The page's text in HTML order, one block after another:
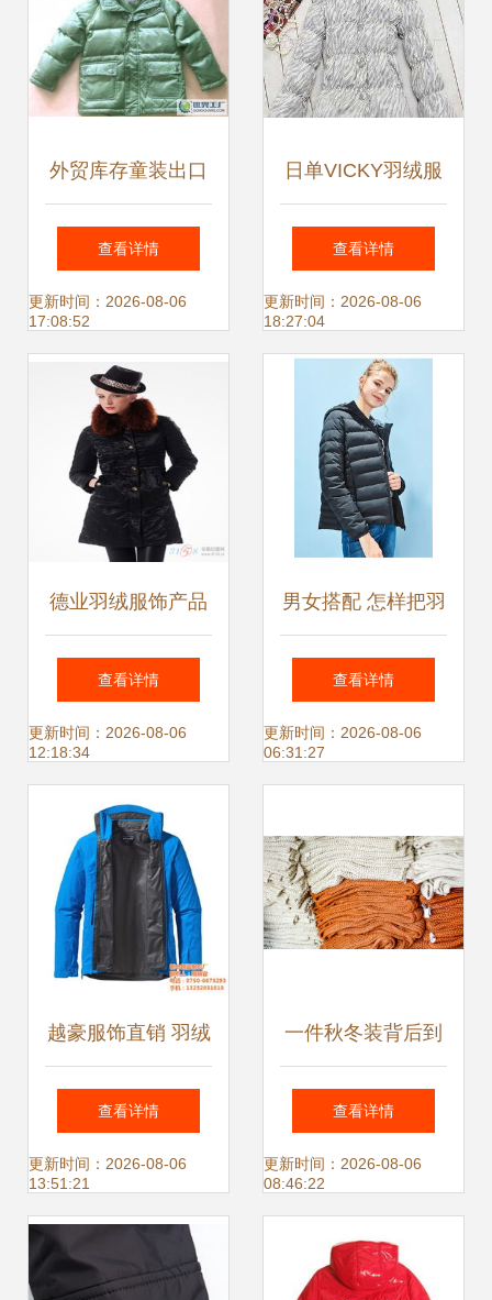
外贸库存童装出口
欧美原单GEOX原
单男童羽绒服_二
手设备转让_世界
工厂网中国产品信
息库
查看详情
更新时间：2026-08-06
17:08:52
日单VICKY羽绒服
价格与厂家信息全
解析
查看详情
更新时间：2026-08-06
18:27:04
德业羽绒服饰产品
德业羽绒服饰产品
图片 德业羽绒服饰
怎么样 最新德业羽
绒服饰产品展示
查看详情
更新时间：2026-08-06
12:18:34
男女搭配 怎样把羽
绒服穿得好看又有
型
查看详情
更新时间：2026-08-06
06:31:27
越豪服饰直销 羽绒
新时尚，高清大图
见证匠心品质
查看详情
更新时间：2026-08-06
13:51:21
一件秋冬装背后到
底藏着多少秘密
查看详情
更新时间：2026-08-06
08:46:22